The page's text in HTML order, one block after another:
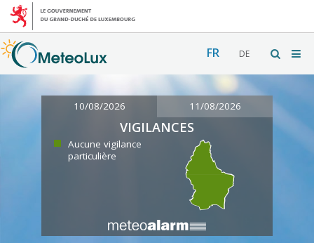
FR DE
10/08/2026 11/08/2026
VIGILANCES
Aucune vigilance
particulière